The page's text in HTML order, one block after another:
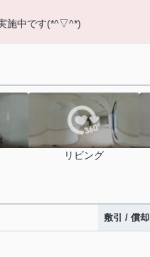
施中です(*^▽^*)
リビング
敷引 / 償却